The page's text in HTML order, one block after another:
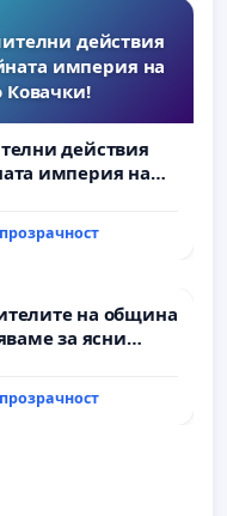
действия
империя на
Ковачки!
действия
империя на
на община
за ясни
МЕД” АД и от
норми!